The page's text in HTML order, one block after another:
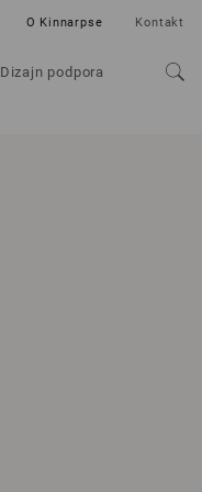
Dizajn podpora
O Kinnarpse Kontakt